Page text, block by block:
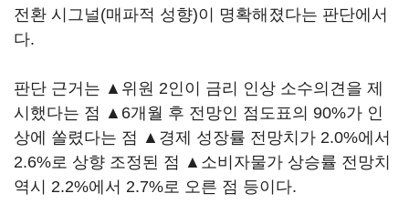
전환 시그널(매파적 성향)이 명확해졌다는 판단에서
다.
판단 근거는 ▲위원 2인이 금리 인상 소수의견을 제
시했다는 점 ▲6개월 후 전망인 점도표의 90%가 인
상에 쏠렸다는 점 ▲경제 성장률 전망치가 2.0%에서
2.6%로 상향 조정된 점 ▲소비자물가 상승률 전망치
역시 2.2%에서 2.7%로 오른 점 등이다.